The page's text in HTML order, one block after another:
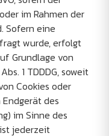
im Rahmen der
Sofern eine
wurde, erfolgt
Grundlage von
1 TDDDG, soweit
Cookies oder
des
im Sinne des
jederzeit